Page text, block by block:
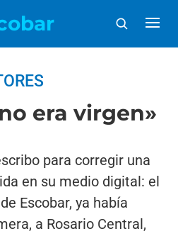
era virgen»
para corregir una
en su medio digital: el
Escobar, ya había
a Rosario Central,